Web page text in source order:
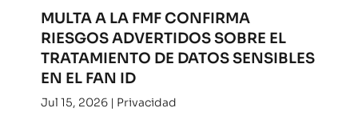
MULTA A LA FMF CONFIRMA
RIESGOS ADVERTIDOS SOBRE EL
TRATAMIENTO DE DATOS SENSIBLES
EN EL FAN ID
Jul 15, 2026| Privacidad